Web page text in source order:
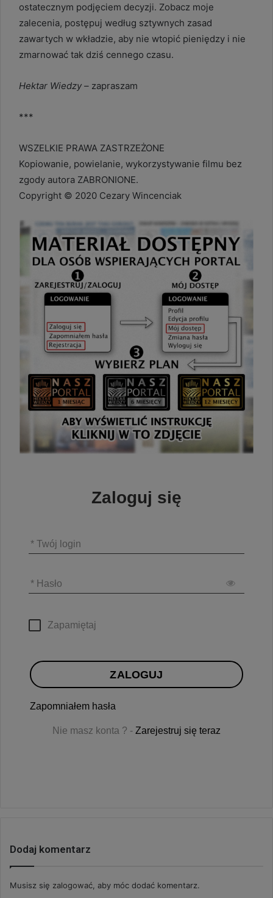
ostatecznym podjęciem decyzji. Zobacz moje
zalecenia, postępuj według sztywnych zasad
zawartych w wkładzie, aby nie wtopić pieniędzy i nie
zmarnować tak dziś cennego czasu.
Hektar Wiedzy – zapraszam
***
WSZELKIE PRAWA ZASTRZEŻONE
Kopiowanie, powielanie, wykorzystywanie filmu bez
zgody autora ZABRONIONE.
Copyright © 2020 Cezary Wincenciak
Zaloguj się
* Twój login
* Hasło
Zapamiętaj
ZALOGUJ
Zapomniałem hasła
Nie masz konta ? - Zarejestruj się teraz
Dodaj komentarz
Musisz się zalogować, aby móc dodać komentarz.